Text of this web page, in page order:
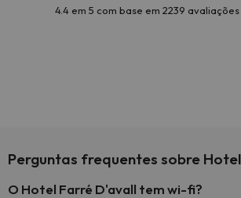
4.4 em 5 com base em 2239 avaliações
Perguntas frequentes sobre
O Hotel Farré D'avall tem wi-fi?